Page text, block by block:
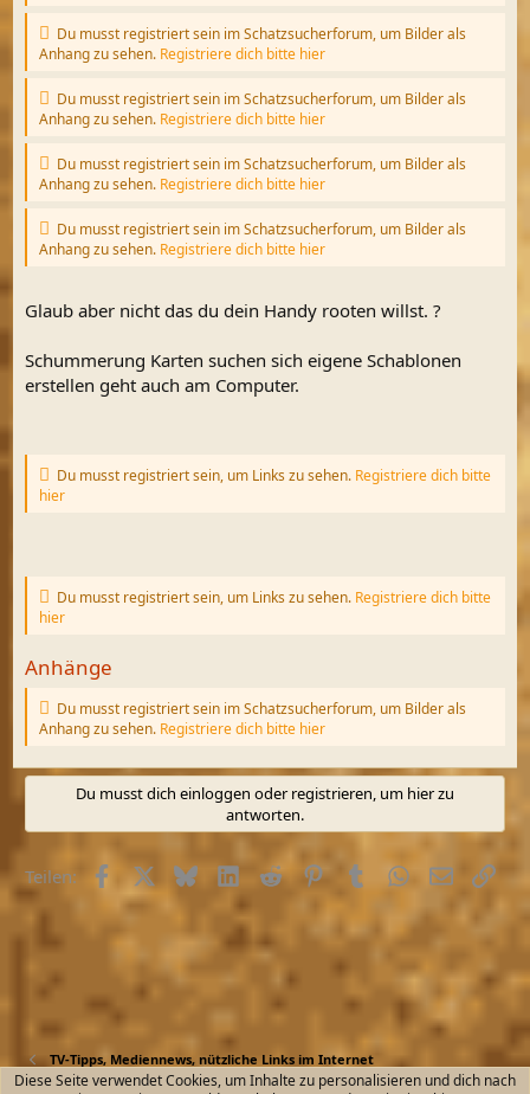
Du musst registriert sein im Schatzsucherforum, um Bilder als
Anhang zu sehen. Registriere dich bitte hier
Du musst registriert sein im Schatzsucherforum, um Bilder als
Anhang zu sehen. Registriere dich bitte hier
Du musst registriert sein im Schatzsucherforum, um Bilder als
Anhang zu sehen. Registriere dich bitte hier
Du musst registriert sein im Schatzsucherforum, um Bilder als
Anhang zu sehen. Registriere dich bitte hier
Glaub aber nicht das du dein Handy rooten willst. ?
Schummerung Karten suchen sich eigene Schablonen
erstellen geht auch am Computer.
Du musst registriert sein, um Links zu sehen. Registriere dich bitte
hier
Du musst registriert sein, um Links zu sehen. Registriere dich bitte
hier
Anhänge
Du musst registriert sein im Schatzsucherforum, um Bilder als
Anhang zu sehen. Registriere dich bitte hier
Du musst dich einloggen oder registrieren, um hier zu
antworten.
Teilen: FacebookX (Twitter)
BlueskyLinkedIn
RedditPinterestTumblrWhatsApp
E-MailLink
TV-Tipps, Mediennews, nützliche Links im Internet
Diese Seite verwendet Cookies, um Inhalte zu personalisieren und dich nach